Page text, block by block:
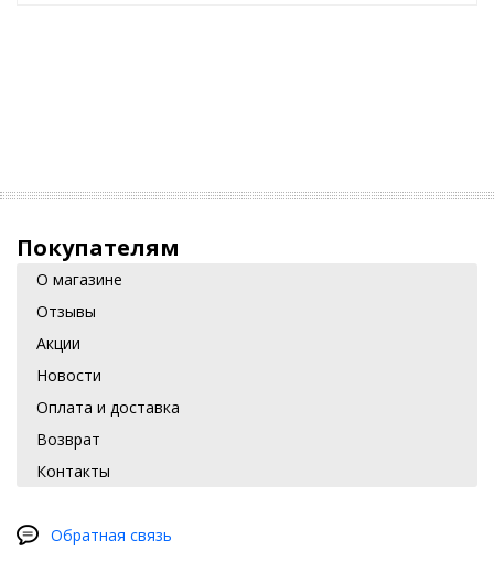
Покупателям
О магазине
Отзывы
Акции
Новости
Оплата и доставка
Возврат
Контакты
Обратная связь